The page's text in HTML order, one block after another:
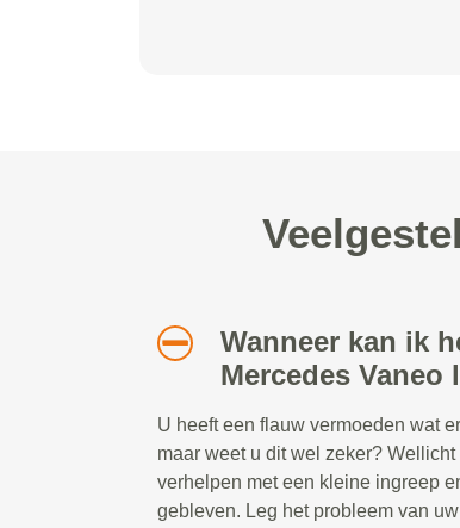
Wanneer kan ik
Mercedes Vaneo
U heeft een flauw vermoeden wat
maar weet u dit wel zeker?
verhelpen met een kleine ingreep
gebleven. Leg het probleem van